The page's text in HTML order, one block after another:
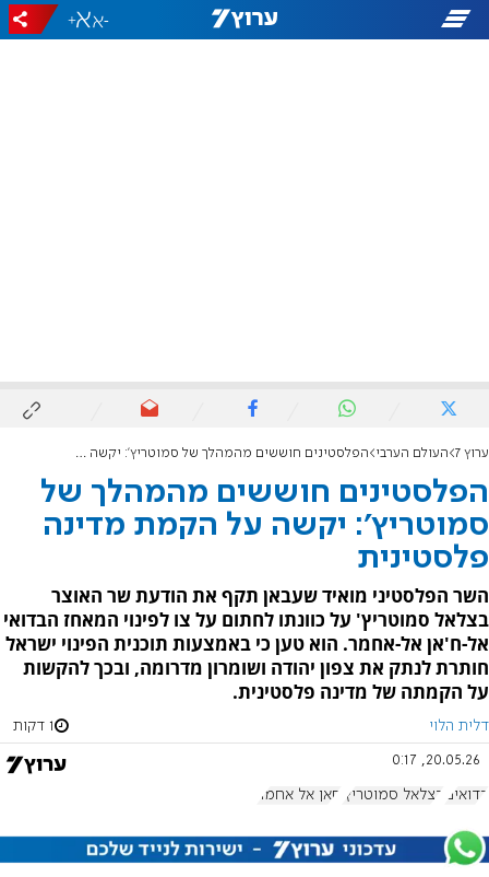
-
+
ערוץ 7 העולם הערבי הפלסטינים חוששים מהמהלך של סמוטריץ': יקשה על הקמת מדינה פלסטינית
הפלסטינים חוששים מהמהלך של
סמוטריץ': יקשה על הקמת מדינה
פלסטינית
השר הפלסטיני מואיד שעבאן תקף את הודעת שר האוצר
בצלאל סמוטריץ' על כוונתו לחתום על צו לפינוי המאחז הבדואי
אל-ח'אן אל-אחמר. הוא טען כי באמצעות תוכנית הפינוי ישראל
חותרת לנתק את צפון יהודה ושומרון מדרומה, ובכך להקשות
על הקמתה של מדינה פלסטינית.
דלית הלוי 1 דקות
20.05.26, 0:17
בדואים בצלאל סמוטריץ' חאן אל אחמר